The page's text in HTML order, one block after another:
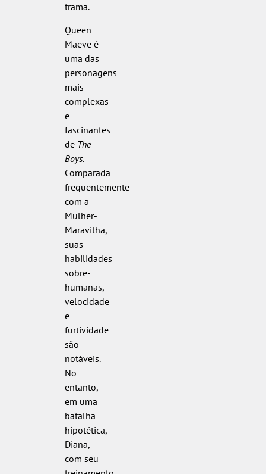
trama.
Queen
Maeve é
uma das
personagens
mais
complexas
e
fascinantes
de The
Boys.
Comparada
frequentemente
com a
Mulher-
Maravilha,
suas
habilidades
sobre-
humanas,
velocidade
e
furtividade
são
notáveis.
No
entanto,
em uma
batalha
hipotética,
Diana,
com seu